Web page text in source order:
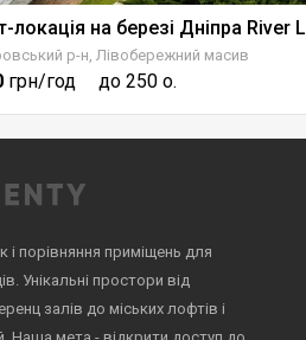
р-н, Лівобережний масив
грн/год до 250 о.
і порівняння приміщень для
Унікальні простори від
залів до міських лофтів і